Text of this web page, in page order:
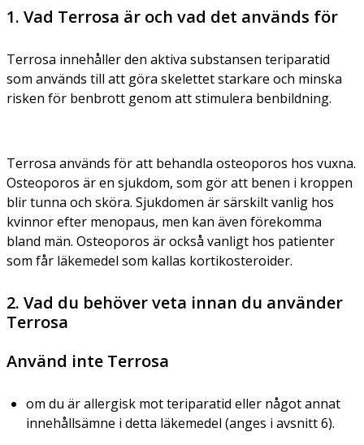
1. Vad Terrosa är och vad det används för
Terrosa innehåller den aktiva substansen teriparatid
som används till att göra skelettet starkare och minska
risken för benbrott genom att stimulera benbildning.
Terrosa används för att behandla osteoporos hos vuxna.
Osteoporos är en sjukdom, som gör att benen i kroppen
blir tunna och sköra. Sjukdomen är särskilt vanlig hos
kvinnor efter menopaus, men kan även förekomma
bland män. Osteoporos är också vanligt hos patienter
som får läkemedel som kallas kortikosteroider.
2. Vad du behöver veta innan du använder
Terrosa
Använd inte Terrosa
om du är allergisk mot teriparatid eller något annat
innehållsämne i detta läkemedel (anges i avsnitt 6).